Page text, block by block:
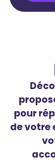
pour
de votre